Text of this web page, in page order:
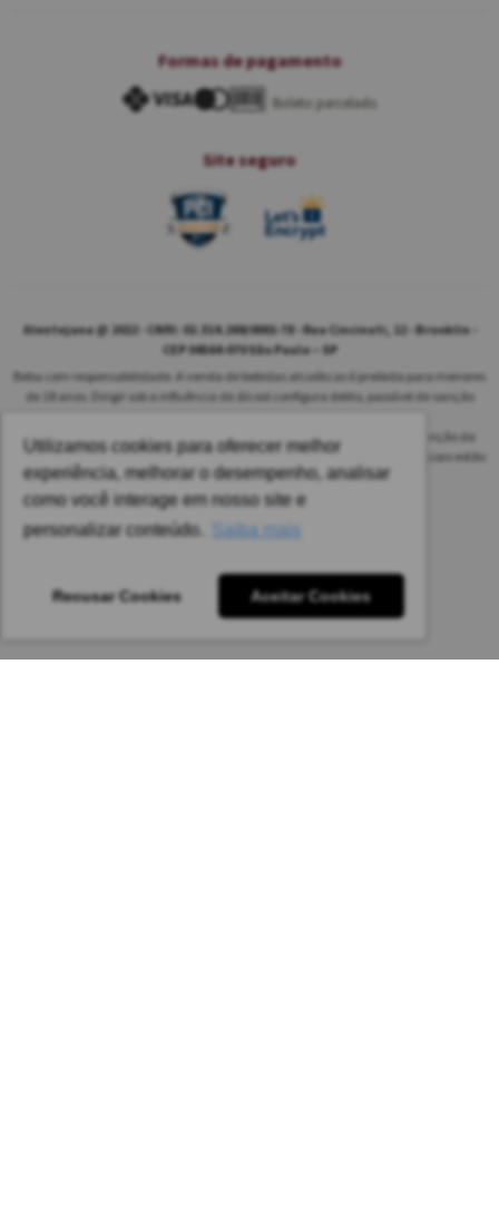
Utilizamos cookies para oferecer melhor
experiência, melhorar o desempenho, analisar
como você interage em nosso site e
personalizar conteúdo.
Saiba mais
Recusar Cookies Aceitar Cookies
Formas de pagamento
Boleto parcelado
Site seguro
Alentejana @ 2022 - CNPJ: 02.314.269/0001-78 - Rua Cincinati, 12 - Brooklin -
CEP 04564-070 São Paulo – SP
Beba com responsabilidade. A venda de bebidas alcoólicas é proibida para menores
de 18 anos. Dirigir sob a influência de álcool configura delito, passível de sanção
As safras dos vinhos poderão ser diferentes das informadas no site em função da
disponibilidade do nosso estoque. Alteração de preços e condições comerciais estão
sujeitas a alteração sem aviso prévio.
Pedido mínimo: R$ 1.650,00 para todas as regiões.
Imagens meramente ilustrativas.